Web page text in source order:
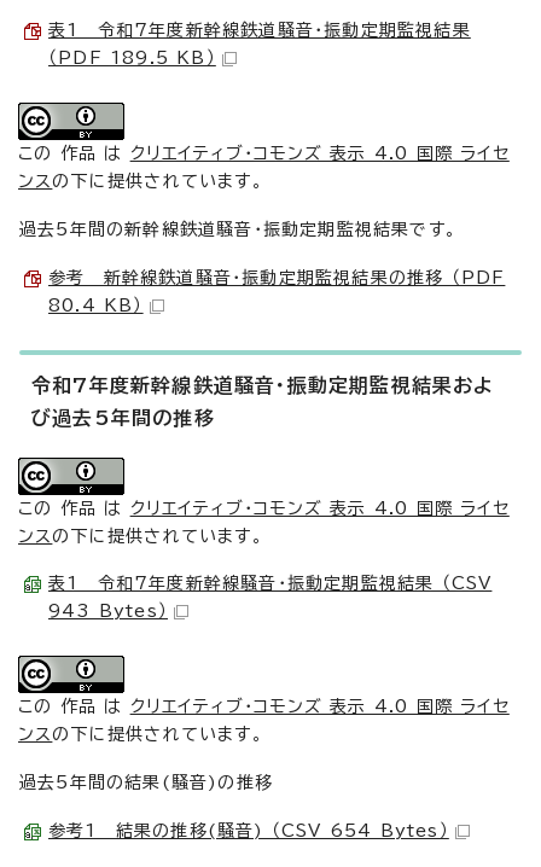
表1 令和7年度新幹線鉄道騒音・振動定期監視結果
（PDF 189.5 KB）
この 作品 は クリエイティブ・コモンズ 表示 4.0 国際 ライセ
ンスの下に提供されています。
過去5年間の新幹線鉄道騒音・振動定期監視結果です。
参考 新幹線鉄道騒音・振動定期監視結果の推移 （PDF
80.4 KB）
令和7年度新幹線鉄道騒音・振動定期監視結果およ
び過去5年間の推移
この 作品 は クリエイティブ・コモンズ 表示 4.0 国際 ライセ
ンスの下に提供されています。
表1 令和7年度新幹線騒音・振動定期監視結果 （CSV
943 Bytes）
この 作品 は クリエイティブ・コモンズ 表示 4.0 国際 ライセ
ンスの下に提供されています。
過去5年間の結果(騒音)の推移
参考1 結果の推移(騒音) （CSV 654 Bytes）